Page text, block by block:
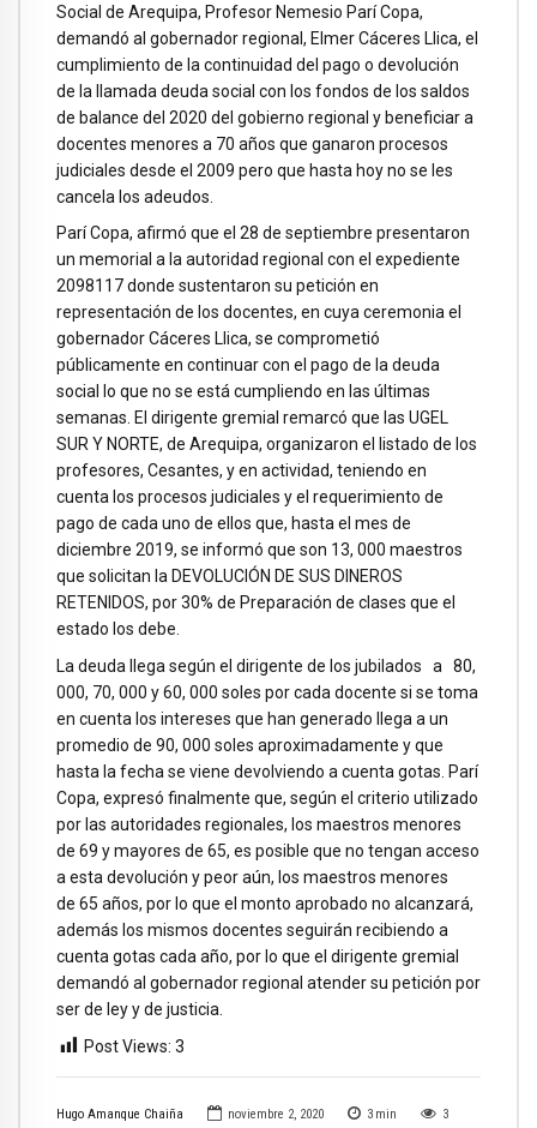
Hugo Amanque Chaiña noviembre 2, 2020 3 min 3
Social de Arequipa, Profesor Nemesio Parí Copa,
demandó al gobernador regional, Elmer Cáceres Llica, el
cumplimiento de la continuidad del pago o devolución
de la llamada deuda social con los fondos de los saldos
de balance del 2020 del gobierno regional y beneficiar a
docentes menores a 70 años que ganaron procesos
judiciales desde el 2009 pero que hasta hoy no se les
cancela los adeudos.
Parí Copa, afirmó que el 28 de septiembre presentaron
un memorial a la autoridad regional con el expediente
2098117 donde sustentaron su petición en
representación de los docentes, en cuya ceremonia el
gobernador Cáceres Llica, se comprometió
públicamente en continuar con el pago de la deuda
social lo que no se está cumpliendo en las últimas
semanas. El dirigente gremial remarcó que las UGEL
SUR Y NORTE, de Arequipa, organizaron el listado de los
profesores, Cesantes, y en actividad, teniendo en
cuenta los procesos judiciales y el requerimiento de
pago de cada uno de ellos que, hasta el mes de
diciembre 2019, se informó que son 13, 000 maestros
que solicitan la DEVOLUCIÓN DE SUS DINEROS
RETENIDOS, por 30% de Preparación de clases que el
estado los debe.
La deuda llega según el dirigente de los jubilados a 80,
000, 70, 000 y 60, 000 soles por cada docente si se toma
en cuenta los intereses que han generado llega a un
promedio de 90, 000 soles aproximadamente y que
hasta la fecha se viene devolviendo a cuenta gotas. Parí
Copa, expresó finalmente que, según el criterio utilizado
por las autoridades regionales, los maestros menores
de 69 y mayores de 65, es posible que no tengan acceso
a esta devolución y peor aún, los maestros menores
de 65 años, por lo que el monto aprobado no alcanzará,
además los mismos docentes seguirán recibiendo a
cuenta gotas cada año, por lo que el dirigente gremial
demandó al gobernador regional atender su petición por
ser de ley y de justicia.
Post Views: 3